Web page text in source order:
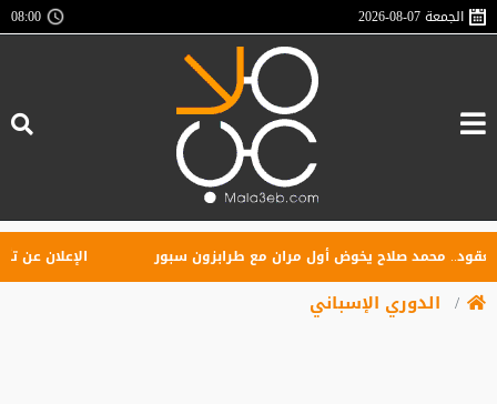
الجمعة2026-08-07
08:00
محمد صلاح يخوض أول مران مع طرابزون سبور الإعلان عن تأسيس
الدوري الإسباني